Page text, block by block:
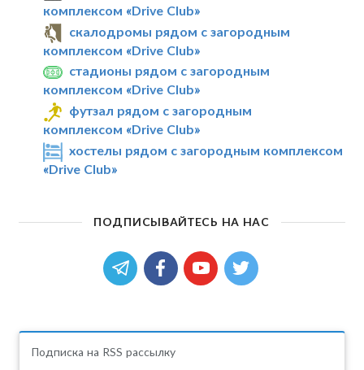
комплексом «Drive Club»
скалодромы рядом с загородным
комплексом «Drive Club»
стадионы рядом с загородным
комплексом «Drive Club»
футзал рядом с загородным
комплексом «Drive Club»
хостелы рядом с загородным комплексом
«Drive Club»
ПОДПИСЫВАЙТЕСЬ НА НАС
Подписка на RSS рассылку